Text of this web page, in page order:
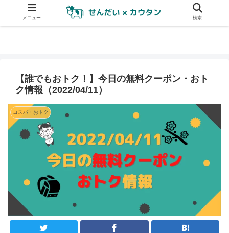
【誰でもおトク！】今日の無料クーポン・おト
ク情報（2022/04/11）
コスパ・おトク
メニュー 検索